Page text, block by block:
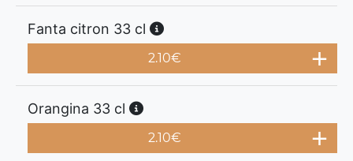
Fanta citron 33 cl
2.10€
Orangina 33 cl
2.10€